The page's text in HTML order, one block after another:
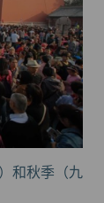
和秋季（九